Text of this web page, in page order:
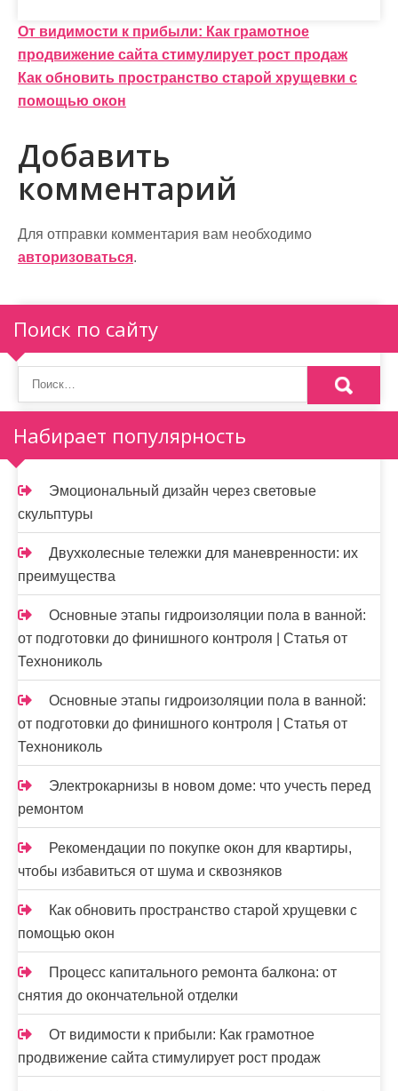
Н
а
в
и
г
а
ц
и
я
п
о
з
а
п
и
с
я
м
От видимости к прибыли: Как грамотное
продвижение сайта стимулирует рост продаж
Как обновить пространство старой хрущевки с
помощью окон
Добавить
комментарий
Для отправки комментария вам необходимо
авторизоваться.
Поиск по сайту
Набирает популярность
Эмоциональный дизайн через световые
скульптуры
Двухколесные тележки для маневренности: их
преимущества
Основные этапы гидроизоляции пола в ванной:
от подготовки до финишного контроля | Статья от
Технониколь
Основные этапы гидроизоляции пола в ванной:
от подготовки до финишного контроля | Статья от
Технониколь
Электрокарнизы в новом доме: что учесть перед
ремонтом
Рекомендации по покупке окон для квартиры,
чтобы избавиться от шума и сквозняков
Как обновить пространство старой хрущевки с
помощью окон
Процесс капитального ремонта балкона: от
снятия до окончательной отделки
От видимости к прибыли: Как грамотное
продвижение сайта стимулирует рост продаж